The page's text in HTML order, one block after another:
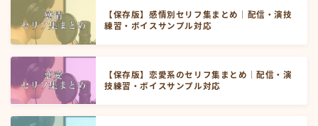
【保存版】感情別セリフ集まとめ｜配信・演技
練習・ボイスサンプル対応
【保存版】恋愛系のセリフ集まとめ｜配信・演
技練習・ボイスサンプル対応